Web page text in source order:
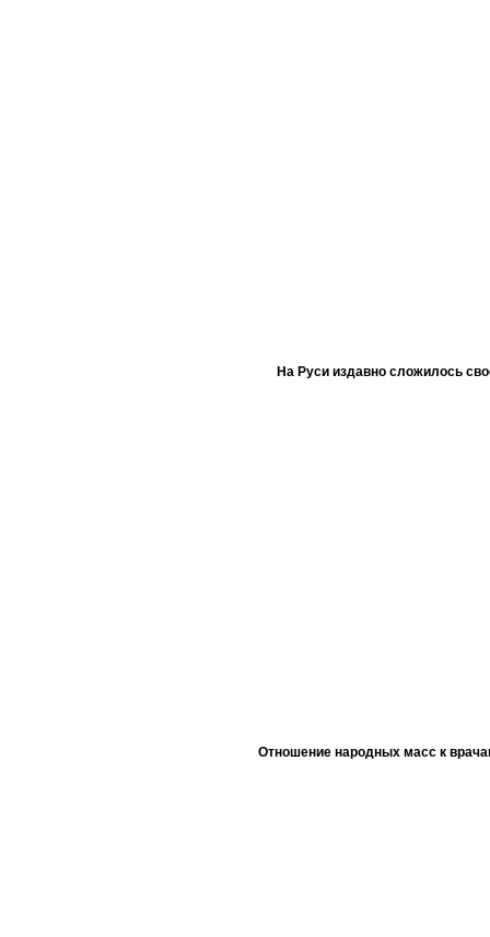
На Руси издавно сложилось
Отношение народных масс к